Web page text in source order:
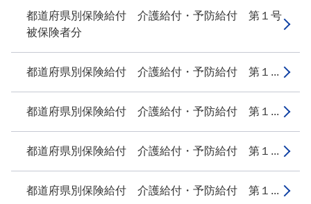
都道府県別保険給付 介護給付・予防給付 第１号
被保険者分
都道府県別保険給付 介護給付・予防給付 第１...
都道府県別保険給付 介護給付・予防給付 第１...
都道府県別保険給付 介護給付・予防給付 第１...
都道府県別保険給付 介護給付・予防給付 第１...